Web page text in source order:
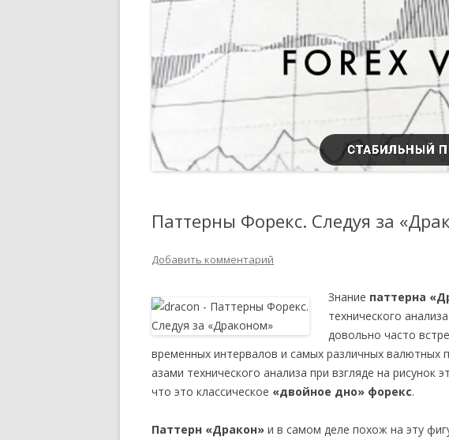
Паттерны Форекс. Следуя за
Добавить комментарий
Знание паттерна
технического
довольно часто
временных интервалов и самых различных валютных
азами технического анализа при взгляде на рисунок
что это классическое «двойное дно» форекс.
Паттерн «Дракон» и в самом деле похож на эту